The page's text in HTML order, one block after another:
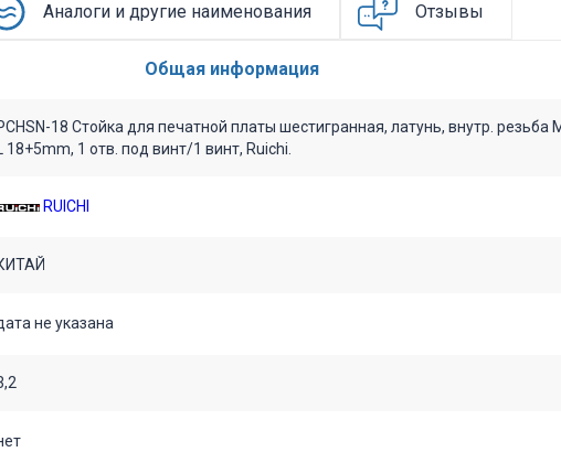
Аналоги и другие наименования Отзывы
Общая информация
18 Стойка для печатной платы шестигранная, латунь, внутр.
18+5mm, 1 отв. под винт/1 винт, Ruichi.
RUICHI
не указана